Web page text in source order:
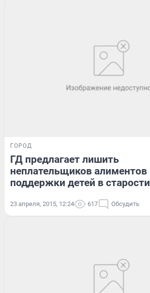
ГОРОД
ГД предлагает лишить
неплательщиков алиментов
поддержки детей в старости
23 апреля, 2015, 12:24 617 Обсудить